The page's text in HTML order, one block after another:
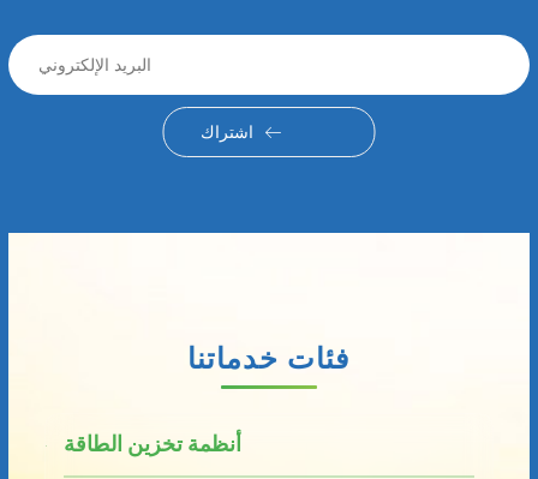
اشتراك
فئات خدماتنا
أنظمة تخزين الطاقة